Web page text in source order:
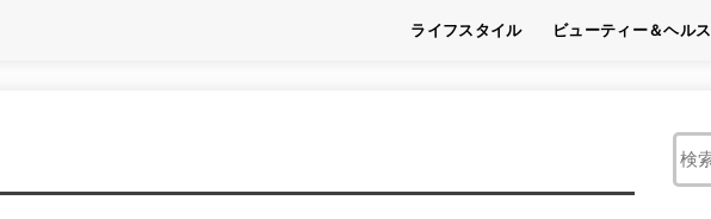
ライフスタイル ビューティー＆ヘルス